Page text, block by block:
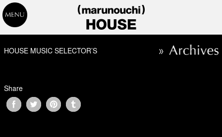
HOUSE MUSIC SELECTOR’S
Share